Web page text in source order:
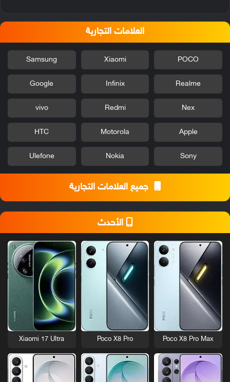
العلامات التجارية
POCO
Xiaomi
Samsung
Realme
Infinix
Google
Nex
Redmi
vivo
Apple
Motorola
HTC
Sony
Nokia
Ulefone
جميع العلامات التجارية
الأحدث
Poco X8 Pro Max
Poco X8 Pro
Xiaomi 17 Ultra